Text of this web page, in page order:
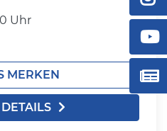
Uhr
MERKEN